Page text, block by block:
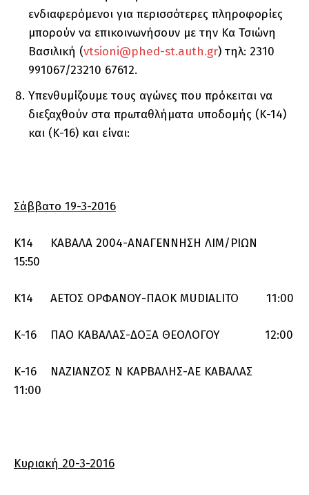
ενδιαφερόμενοι για περισσότερες πληροφορίες
μπορούν να επικοινωνήσουν με την Κα Τσιώνη
Βασιλική (vtsioni@phed-st.auth.gr) τηλ: 2310
991067/23210 67612.
Υπενθυμίζουμε τους αγώνες που πρόκειται να
διεξαχθούν στα πρωταθλήματα υποδομής (Κ-14)
και (Κ-16) και είναι:
Σάββατο 19-3-2016
Κ14 ΚΑΒΑΛΑ 2004-ΑΝΑΓΕΝΝΗΣΗ ΛΙΜ/ΡΙΩΝ
15:50
Κ14 ΑΕΤΟΣ ΟΡΦΑΝΟΥ-ΠΑΟΚ MUDIALITO 11:00
Κ-16 ΠΑΟ ΚΑΒΑΛΑΣ-ΔΟΞΑ ΘΕΟΛΟΓΟΥ 12:00
Κ-16 ΝΑΖΙΑΝΖΟΣ Ν ΚΑΡΒΑΛΗΣ-ΑΕ ΚΑΒΑΛΑΣ
11:00
Κυριακή 20-3-2016